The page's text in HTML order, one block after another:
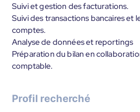
Suivi et gestion des facturations.
Suivi des transactions bancaires et
comptes.
Analyse de données et reportings
Préparation du bilan en
comptable.
Profil recherché